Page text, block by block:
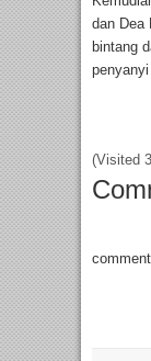
dan Dea
bintang
(Visited